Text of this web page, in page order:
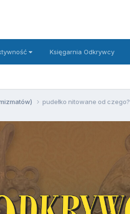
Księgarnia Odkrywcy
pudełko nitowane od czego?